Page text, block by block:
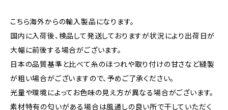
こちら海外からの輸入製品になります。
国内に入荷後、検品して発送しておりますが状況により出荷日が
大幅に前後する場合がございます。
日本の品質基準と比べて糸のほつれや取り付けの甘さなど縫製
が粗い場合がございますので、予めご了承ください。
光量や環境によってお色味の見え方が異なる場合がございます。
素材特有の匂いがある場合は風通しの良い所で干していただく